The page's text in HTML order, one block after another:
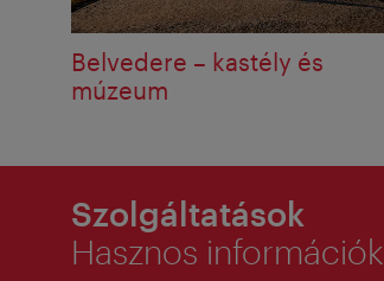
Belvedere – kastély és
múzeum
Szolgáltatások
Hasznos információk